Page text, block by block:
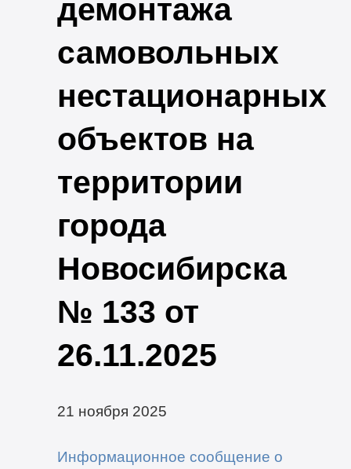
демонтажа
самовольных
нестационарных
объектов на
территории
города
Новосибирска
№ 133 от
26.11.2025
21 ноября 2025
Информационное сообщение о